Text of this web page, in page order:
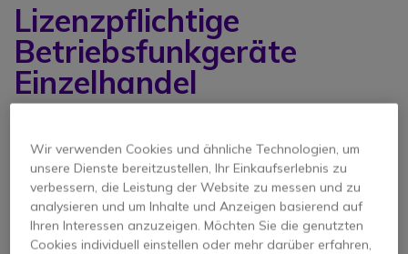
Lizenzpflichtige
Betriebsfunkgeräte
Einzelhandel
2 Elemente
Wir verwenden Cookies und ähnliche Technologien, um
unsere Dienste bereitzustellen, Ihr Einkaufserlebnis zu
verbessern, die Leistung der Website zu messen und zu
analysieren und um Inhalte und Anzeigen basierend auf
Ihren Interessen anzuzeigen. Möchten Sie die genutzten
Cookies individuell einstellen oder mehr darüber erfahren,